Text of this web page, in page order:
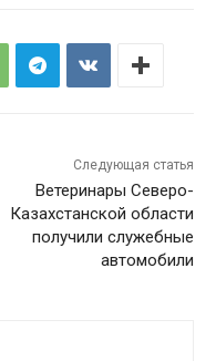
Следующая статья
Ветеринары Северо-
Казахстанской области
получили служебные
автомобили